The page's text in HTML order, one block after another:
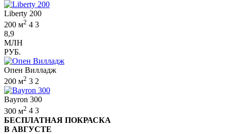
Liberty 200
200 м2 4 3
8,9
МЛН
РУБ.
Опен Вилладж
200 м2 3 2
Bayron 300
300 м2 4 3
БЕСПЛАТНАЯ ПОКРАСКА
В АВГУСТЕ